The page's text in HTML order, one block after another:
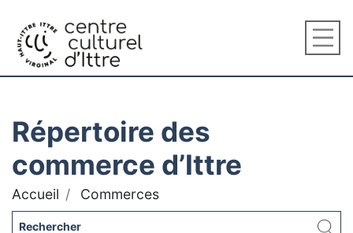
Répertoire des
commerce d’Ittre
Accueil Commerces